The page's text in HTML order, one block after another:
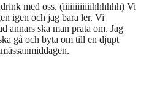
med oss. (iiiiiiiiiiiihhhhhh) Vi
igen och jag bara ler. Vi
annars ska man prata om. Jag
gå och byta om till en djupt